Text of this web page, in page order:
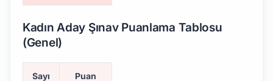
Kadın Aday Şınav Puanlama Tablosu
(Genel)
Sayı Puan